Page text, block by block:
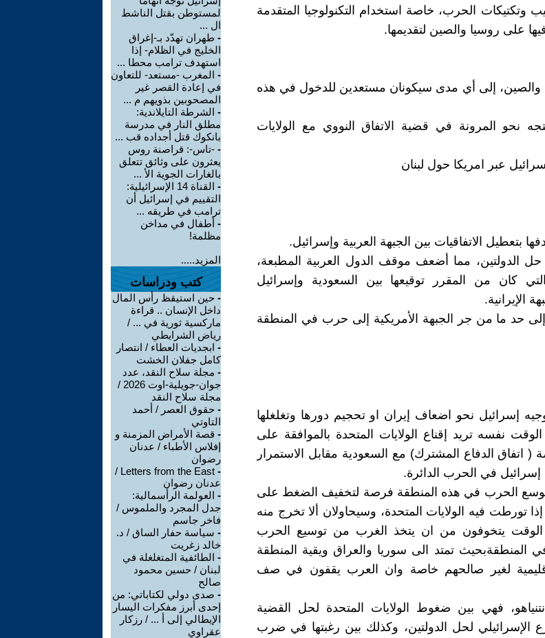
وتكتيكات الحرب، خاصة استخدام التكنولوجيا المتقدمة
على روسيا والصين لتقديمها.
إلى أي مدى سيكونان مستعدين للدخول في هذه
نحو المرونة في قضية الاتفاق النووي مع الولايات
بتعطيل الاتفاقيات بين الجبهة العربية وإسرائيل.
الدولتين، مما أضعف موقف الدول العربية المطبعة،
التي كان من المقرر توقيعها بين السعودية وإسرائيل
الإيرانية.
حد ما من جر الجبهة الأمريكية إلى حرب في المنطقة
إسرائيل نحو اضعاف إيران او تحجيم دورها وتغلغلها
نفسه تريد إقناع الولايات المتحدة بالموافقة على
( اتفاق الدفاع المشترك) مع السعودية مقابل الاستمرار
إسرائيل في الحرب الدائرة.
الحرب في هذه المنطقة فرصة لتخفيف الضغط على
تورطت فيه الولايات المتحدة، وسيحاولان ألا تخرج منه
يتخوفون من ان يتخذ الغرب من توسيع الحرب
المنطقةبحيث تمتد الى سوريا والعراق ويقية المنطقة
لغير صالحهم خاصة وان العرب يقفون في صف
فهي بين ضغوط الولايات المتحدة لحل القضية
الإسرائيلي لحل الدولتين، وكذلك بين رغبتها في ضرب
لمستوطن بقتل الناشط
ال ...
- طهران تهدّد بـ-إغراق
الخليج في الظلام- إذا
استهدف ترامب محطا ...
- المغرب -مستعد- للتعاون
في إعادة القصر غير
المصحوبين بذويهم م ...
- الشرطة التايلاندية:
مطلق النار في مدرسة
بانكوك قتل أجداده قب ...
- -تاس-: قراصنة روس
يعثرون على وثائق تتعلق
بالغارات الجوية الأ ...
-
القناة 14 الإسرائيلية:
التقييم في إسرائيل أن
ترامب في طريقه ...
- أطفال في مداخن
مظلمة!
المزيد.....
كتب ودراسات
- حين استيقظ رأس المال
داخل الإنسان .. قراءة
ماركسية ثورية في ... /
رياض الشرايطي
- ابجديات العطاء / انتصار
كامل جفلان الخشت
- مجلة سلاح النقد، عدد
جوان-جويلية-اوت 2026 /
مجلة سلاح النقد
- حقوق العصر / أحمد
التاوتي
- قصة الأمراض المزمنة و
إفلاس الأطباء / عدنان
رضوان
-
Letters from the East /
عدنان رضوان
- العولمة الرأسمالية:
جدل المجرد والملموس /
فاخر جاسم
- سياسة حفار الساق / د.
خالد زغريت
- الطائفية المتغلغلة في
لبنان / حسين محمود
صالح
- صدى دولي لكتاباتي: من
إحدى أبرز مفكرات اليسار
الإيطالي إلى أ ... / رزكار
عقراوي